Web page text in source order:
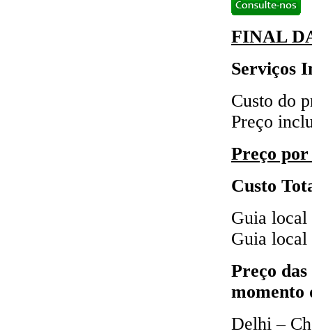
FINAL
Serviços
Custo do
Preço
Preço
Custo
Guia
Guia local
Preço
momento
Delhi –